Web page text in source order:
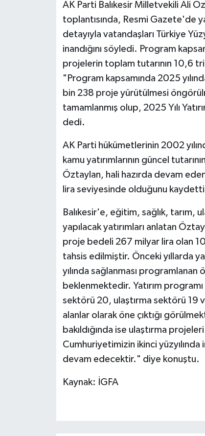
AK Parti Balıkesir Milletvekili Ali
toplantısında, Resmi Gazete'de
detayıyla vatandaşları Türkiye
inandığını söyledi. Program
projelerin toplam tutarının 10,6
"Program kapsamında 2025
bin 238 proje yürütülmesi
tamamlanmış olup, 2025 Yılı
dedi.
AK Parti hükümetlerinin 2002
kamu yatırımlarının güncel
Öztaylan, hali hazırda devam eden
lira seviyesinde olduğunu
Balıkesir'e, eğitim, sağlık, tarım,
yapılacak yatırımları anlatan
proje bedeli 267 milyar lira olan
tahsis edilmiştir. Önceki yıllarda
yılında sağlanması
beklenmektedir. Yatırım
sektörü 20, ulaştırma sektörü 19
alanlar olarak öne çıktığı
bakıldığında ise ulaştırma
Cumhuriyetimizin ikinci
devam edecektir." diye konuştu.
Kaynak: İGFA